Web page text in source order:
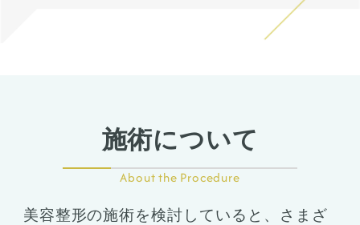
施術について
About the Procedure
美容整形の施術を検討していると、さまざ